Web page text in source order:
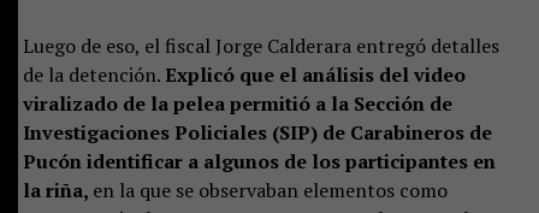
Luego de eso, el fiscal Jorge Calderara entregó detalles
de la detención. Explicó que el análisis del video
viralizado de la pelea permitió a la Sección de
Investigaciones Policiales (SIP) de Carabineros de
Pucón identificar a algunos de los participantes en
la riña, en la que se observaban elementos como